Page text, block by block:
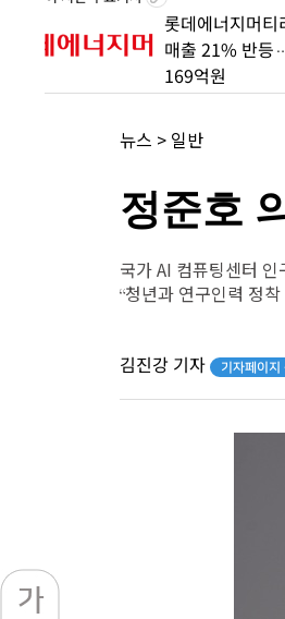
롯데에너지머티
매출 21% 반등
169억원
뉴스 > 일반
정준호
국가 AI 컴퓨팅센터
“청년과 연구인력 정
김진강 기자 기자페이지